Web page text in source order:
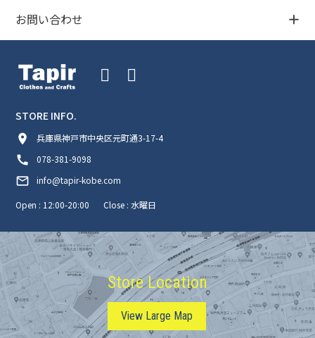
お問い合わせ
STORE INFO.
room
兵庫県神戸市中央区元町通3-17-4
call 078-381-9098
mail_outline info@tapir-kobe.com
Open : 12:00-20:00 Close : 水曜日
Store Location
View Large Map